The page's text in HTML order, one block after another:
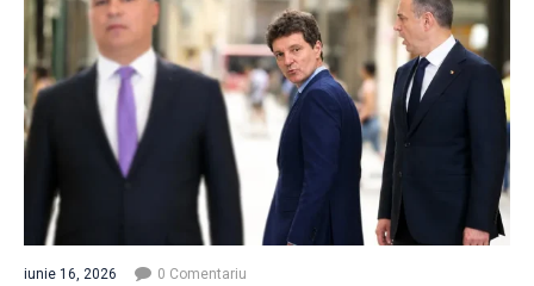
iunie 16, 2026 0 Comentariu